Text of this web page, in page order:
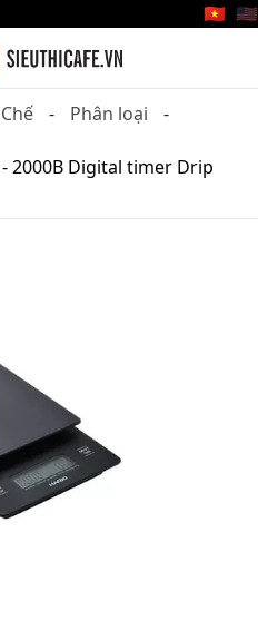
🇻🇳 🇺🇸
Phân loại
2000B Digital timer Drip